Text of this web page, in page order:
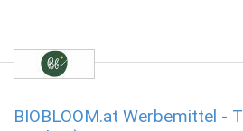
BIOBLOOM.at Werbemittel -